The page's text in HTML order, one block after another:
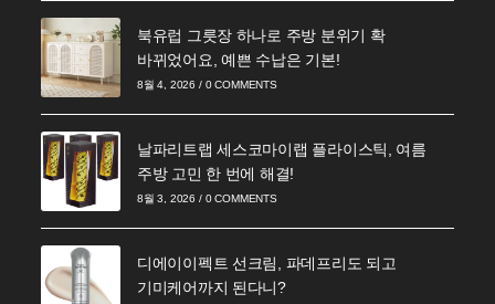
북유럽 그릇장 하나로 주방 분위기 확
바뀌었어요, 예쁜 수납은 기본!
8월 4, 2026 / 0 COMMENTS
날파리트랩 세스코마이랩 플라이스틱, 여름
주방 고민 한 번에 해결!
8월 3, 2026 / 0 COMMENTS
디에이이펙트 선크림, 파데프리도 되고
기미케어까지 된다니?